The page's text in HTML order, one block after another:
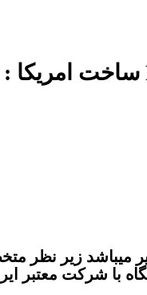
میباشد زیر نظر
با شرکت معتبر